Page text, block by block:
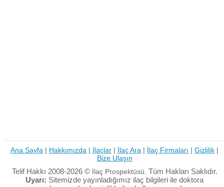
Ana Sayfa | Hakkımızda | İlaçlar | İlaç Ara | İlaç Firmaları | Gizlilik |
Bize Ulaşın
Telif Hakkı 2008-2026 © İlaç Prospektüsü. Tüm Hakları Saklıdır.
Uyarı: Sitemizde yayınladığımız ilaç bilgileri ile doktora